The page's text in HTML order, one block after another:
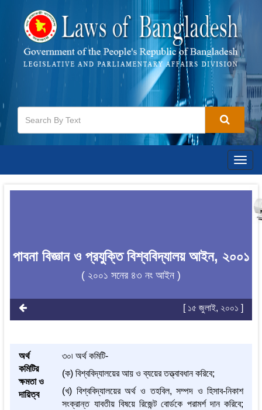
পাবনা বিজ্ঞান ও প্রযুক্তি বিশ্ববিদ্যালয় আইন, ২০০১
( ২০০১ সনের ৪৩ নং আইন )
[ ১৫ জুলাই, ২০০১ ]
অর্থ
কমিটির
ক্ষমতা ও
দায়িত্ব
৩০৷ অর্থ কমিটি-
(ক) বিশ্ববিদ্যালয়ের আয় ও ব্যয়ের তত্ত্বাবধান করিবে;
(খ) বিশ্ববিদ্যালয়ের অর্থ ও তহবিল, সম্পদ ও হিসাব-নিকাশ
সংক্রান্ত যাবতীয় বিষয়ে রিজেন্ট বোর্ডকে পরামর্শ দান করিবে;